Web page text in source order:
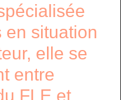
en situation
elle se
entre
FLE et